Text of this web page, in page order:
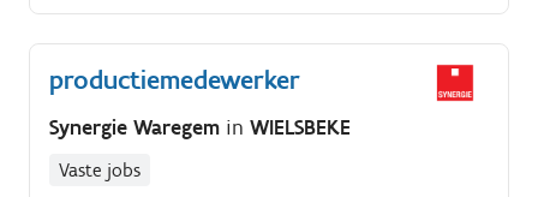
productiemedewerker
Synergie Waregem in WIELSBEKE
Vaste jobs